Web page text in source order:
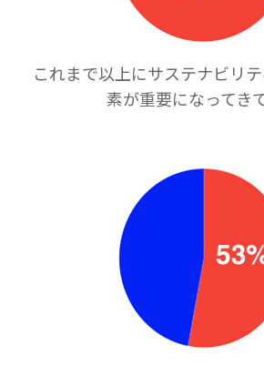
これまで以上にサステナビリ
素が重要になってき